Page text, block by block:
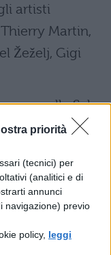
priorità
(tecnici) per
(analitici e di
annunci
navigazione) previo
policy, leggi
artisti
Martin,
Žeželj, Gigi
nella Sala
tre grandi
i
la
tra